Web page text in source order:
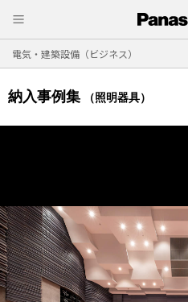
電気・建築設備（ビジネス）
納入事例集 （照明器具）